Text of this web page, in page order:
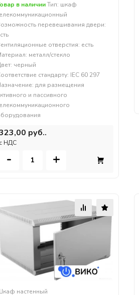
в наличииТип: шкаф
перевешивания двери:
отверстия: есть
металл/стекло
черный
стандарту: IEC 60 297
для размещения
и пассивного
руб..
c НДС
- +
настенный